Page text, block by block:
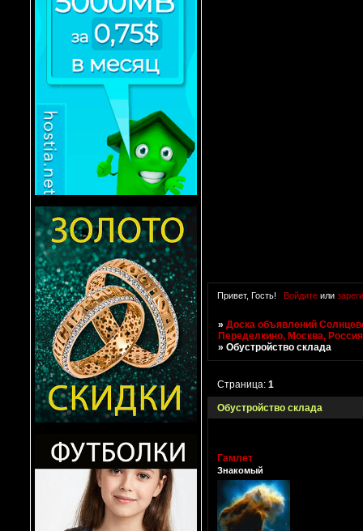
Привет, Гость! Войдитеили
»Доска объявлений
Переделкино, Москва, Россия
»Обустройство склада
Обустройство склада
Страница:1
Гамлет
Знакомый